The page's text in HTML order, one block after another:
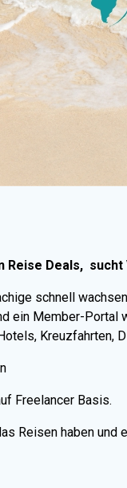
Reise Deals,
schnell
ein Member-
Freelancer Basis.
Reisen haben und